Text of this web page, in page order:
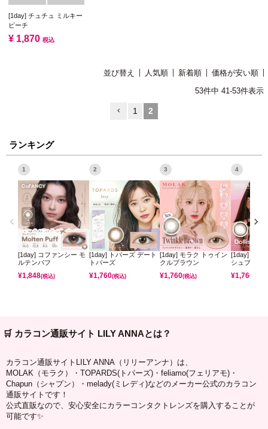
[1day] チュチュ ミルキー
ピーチ
¥ 1,870 税込
並び替え 人気順 新着順
価格が安い順
53件中 41 -53件表示
1 2
ランキング
1
[1day] コファンシー モ
ルテンパフ
¥1,848(税込)
2
[1day] トパーズ デート
トパーズ
¥1,760(税込)
3
[1day] モラク トゥイン
クルブラウン
¥1,760(税込)
4
[1day] モラ
シュブラウ
¥1,760
🛒 カラコン通販サイト LILY ANNAとは？
カラコン通販サイトLILY ANNA（リリーアンナ）は、
MOLAK（モラク）・TOPARDS(トパーズ)・feliamo(フェリアモ)・
Chapun（シャプン）・melady(ミレディ)などのメーカー公式のカラコン
通販サイトです！
公式直販なので、安心安全にカラーコンタクトレンズを購入することが
可能です✨